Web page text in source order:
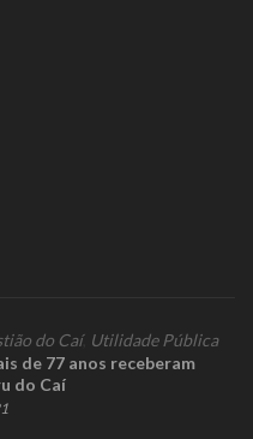
do Caí, Utilidade Pública
de 77 anos receberam
do Caí